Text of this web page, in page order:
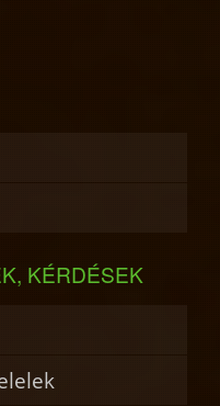
KÉRDÉSEK